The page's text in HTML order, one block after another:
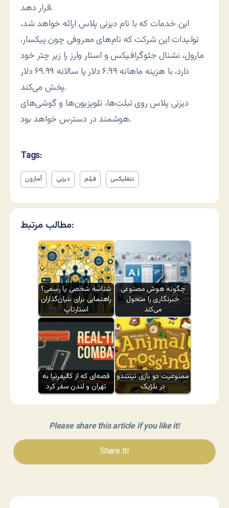
قرار دهد.
این خدمات که با نام دیزنی پلاس ارائه خواهد شد،
تولیدات این شرکت که نام‌های معروفی چون پیکسار،
مارول، نشنال جئوگرافیکس و استار وارز را زیر چتر خود
دارد، با هزینه ماهانه ۶.۹۹ دلار یا سالانه ۶۹.۹۹ دلار
پخش می‌کند.
دیزنی پلاس روی تبلت‌ها، تلویزیون‌ها و گوشی‌های
هوشمند در دسترس خواهد بود.
Tags:
آمازون دیزنی فیلم نتفلیکس
مطالب مرتبط:
شناسه شخصی یا رسمی؟
راهنمایی برای بنیان‌گذاران
استارتاپ
چگونه هوش مصنوعی
خبرنگاری را متحول
می‌کند
قصه‌ای که از کالیفرنیا به
تهران و لندن سفر کرد
ممنوعیت دو بازی نینتندو
در بلژیک
Please share this article if you like it!
Share It!